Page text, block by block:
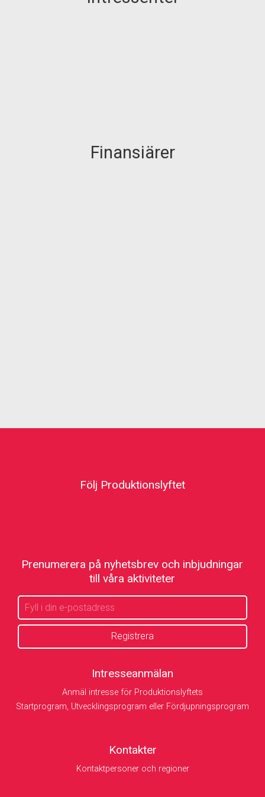
Finansiärer
Följ Produktionslyftet
Prenumerera på nyhetsbrev och inbjudningar
till våra aktiviteter
Intresseanmälan
Anmäl intresse för Produktionslyftets
Startprogram, Utvecklingsprogram eller Fördjupningsprogram
Kontakter
Kontaktpersoner och regioner